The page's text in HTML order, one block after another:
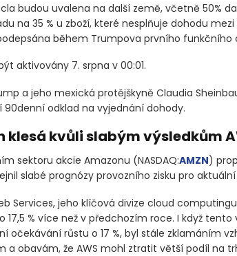
budou uvalena na další země, včetně 50%
na 35 % u zboží, které nesplňuje dohodu mezi
během Trumpova prvního funkčního
aktivovány 7. srpna v 00:01.
a jeho mexická protějškyně Claudia
90denní odklad na vyjednání dohody.
klesá kvůli slabým výsledkům
sektoru akcie Amazonu (NASDAQ:AMZN)
slabé prognózy provozního zisku pro
Services, jeho klíčová divize cloud
o 17,5 % více než v předchozím roce. I když
očekávání růstu o 17 %, byl stále zklamáním
a obavám, že AWS mohl ztratit větší podíl na